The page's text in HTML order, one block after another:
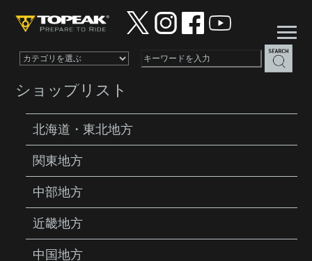
ショップリスト
北海道・東北地方
関東地方
中部地方
近畿地方
中国地方
PRODUCTS